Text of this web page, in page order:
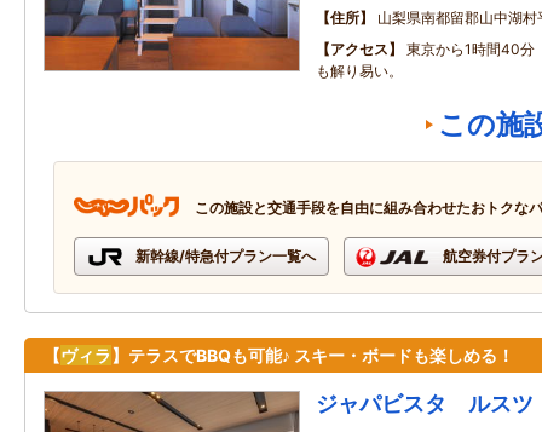
住所
山梨県南都留郡山中湖
アクセス
東京から1時間40
も解り易い。
この施
この施設と交通手段を自由に組み合わせたおトクな
新幹線/特急付プラン一覧へ 航空券付プラ
【ヴィラ】テラスでBBQも可能♪ スキー・ボードも楽しめる！
ジャパビスタ ルスツ